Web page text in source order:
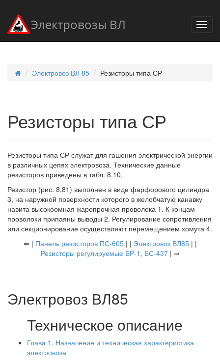
Электровозы ВЛ
Электровоз ВЛ 85 Резисторы типа СР
Резисторы типа СР
Резисторы типа СР служат для гашения электрической энергии
в различных цепях электровоза. Технические данные
резисторов приведены в табл. 8.10.
Резистор (рис. 8.81) выполнен в виде фарфорового цилиндра
3, на наружной поверхности которого в желобчатую канавку
навита высокоомная жаропрочная проволока 1. К концам
проволоки припаяны выводы 2. Регулирование сопротивления
или секционирование осуществляют перемещением хомута 4.
⇐ | Панель резисторов ПС-605| | Электровоз ВЛ85| |
Резисторы регулируемые БР-1, БС-437| ⇒
Электровоз ВЛ85
Техническое описание
Глава 1. Назначение и техническая характеристика
электровоза